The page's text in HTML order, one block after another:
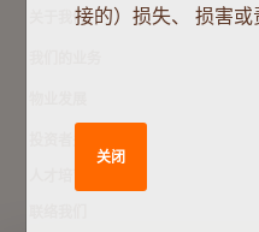
关于我们接的）损失、 损害或
关闭